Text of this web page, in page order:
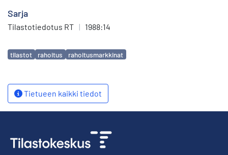
Sarja
Tilastotiedotus RT | 1988:14
Avainsanat
tilastot rahoitus rahoitusmarkkinat
Tietueen kaikki tiedot